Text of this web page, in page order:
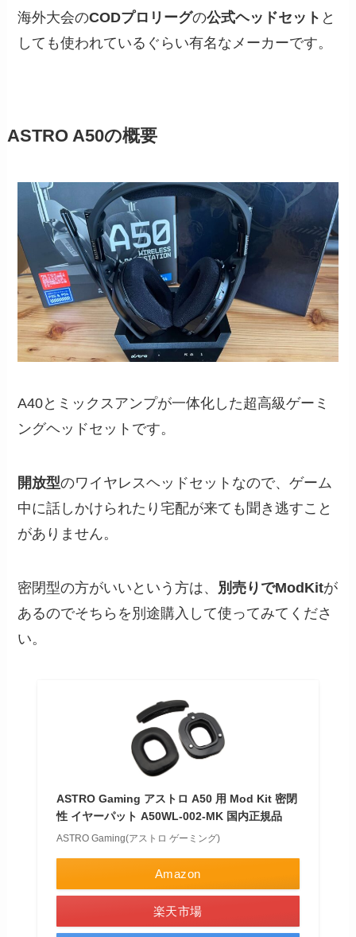
海外大会のCODプロリーグの公式ヘッドセット と
しても使われているぐらい有名なメーカーです。
ASTRO A50の概要
A40とミックスアンプが一体化した超高級ゲーミ
ングヘッドセットです。
開放型のワイヤレスヘッドセットなので、ゲーム
中に話しかけられたり宅配が来ても聞き逃すこと
がありません。
密閉型の方がいいという方は、 別売りでModKitが
あるのでそちらを別途購入して使ってみてくださ
い。
ASTRO Gaming アストロ A50 用 Mod Kit 密閉
性 イヤーパット A50WL-002-MK 国内正規品
ASTRO Gaming(アストロ ゲーミング)
Amazon
楽天市場